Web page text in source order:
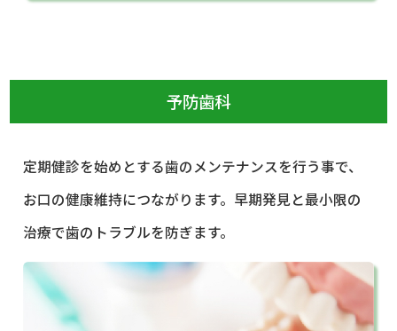
予防歯科
定期健診を始めとする歯のメンテナンスを行う事で、
お口の健康維持につながります。早期発見と最小限の
治療で歯のトラブルを防ぎます。